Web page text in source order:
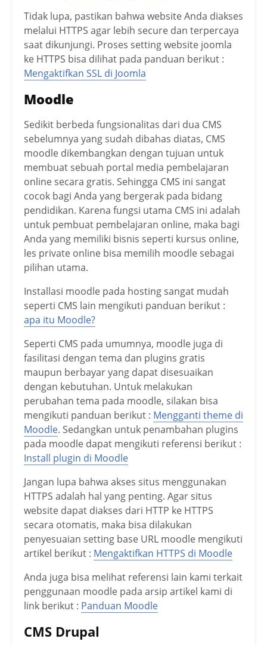
Tidak lupa, pastikan bahwa website Anda diakses
melalui HTTPS agar lebih secure dan terpercaya
saat dikunjungi. Proses setting website joomla
ke HTTPS bisa dilihat pada panduan berikut :
Mengaktifkan SSL di Joomla
Moodle
Sedikit berbeda fungsionalitas dari dua CMS
sebelumnya yang sudah dibahas diatas, CMS
moodle dikembangkan dengan tujuan untuk
membuat sebuah portal media pembelajaran
online secara gratis. Sehingga CMS ini sangat
cocok bagi Anda yang bergerak pada bidang
pendidikan. Karena fungsi utama CMS ini adalah
untuk pembuat pembelajaran online, maka bagi
Anda yang memiliki bisnis seperti kursus online,
les private online bisa memilih moodle sebagai
pilihan utama.
Installasi moodle pada hosting sangat mudah
seperti CMS lain mengikuti panduan berikut :
apa itu Moodle?
Seperti CMS pada umumnya, moodle juga di
fasilitasi dengan tema dan plugins gratis
maupun berbayar yang dapat disesuaikan
dengan kebutuhan. Untuk melakukan
perubahan tema pada moodle, silakan bisa
mengikuti panduan berikut : Mengganti theme di
Moodle. Sedangkan untuk penambahan plugins
pada moodle dapat mengikuti referensi berikut :
Install plugin di Moodle
Jangan lupa bahwa akses situs menggunakan
HTTPS adalah hal yang penting. Agar situs
website dapat diakses dari HTTP ke HTTPS
secara otomatis, maka bisa dilakukan
penyesuaian setting base URL moodle mengikuti
artikel berikut : Mengaktifkan HTTPS di Moodle
Anda juga bisa melihat referensi lain kami terkait
penggunaan moodle pada arsip artikel kami di
link berikut : Panduan Moodle
CMS Drupal